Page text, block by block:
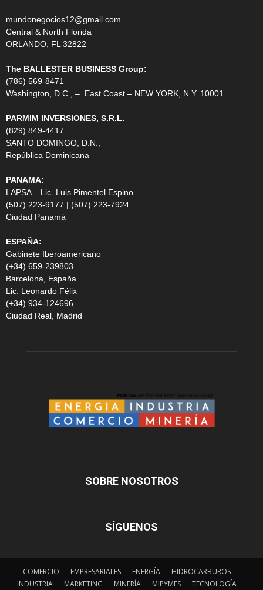
mundonegocios12@gmail.com
Central & North Florida
ORLANDO, FL 32822
The BALLESTER BUSINESS Group:
(786) 569-8471
Washington, D.C., – East Coast – NEW YORK, N.Y. 10001
PARMIM INVERSIONES, S.R.L.
(829) 849-4417
SANTO DOMINGO, D.N.,
República Dominicana
PANAMA:
LAPSA – Lic. Luis Pimentel Espino
(507) 223-9177 | (507) 223-7924
Ciudad Panamá
ESPAÑA:
Gabinete Iberoamericano
(+34) 659-239803
Barcelona, España
Lic. Leonardo Félix
(+34) 934-124696
Ciudad Real, Madrid
SOBRE NOSOTROS
SÍGUENOS
COMERCIO EMPRESARIALES ENERGÍA
HIDROCARBUROS
INDUSTRIA
MARKETING MINERÍA MIPYMES TECNOLOGÍA